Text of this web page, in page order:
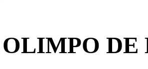
DE